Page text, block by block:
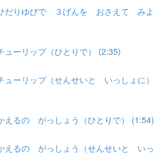
だりゆびで ３げんを おさえて みよ
ューリップ（ひとりで） (2:35)
ューリップ（せんせいと いっしょに）
えるの がっしょう（ひとりで） (1:54)
えるの がっしょう（せんせいと いっ